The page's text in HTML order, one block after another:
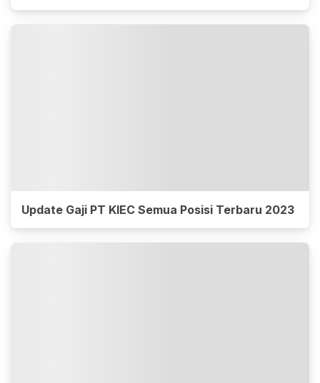
Update Gaji PT KIEC Semua Posisi Terbaru 2023